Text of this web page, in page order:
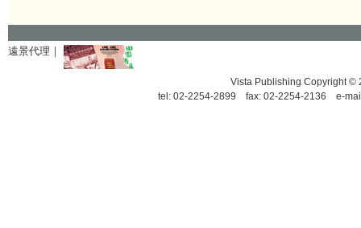
遠景代理｜
Vista Publishing Copyright ©
tel: 02-2254-2899 fax: 02-2254-2136 e-